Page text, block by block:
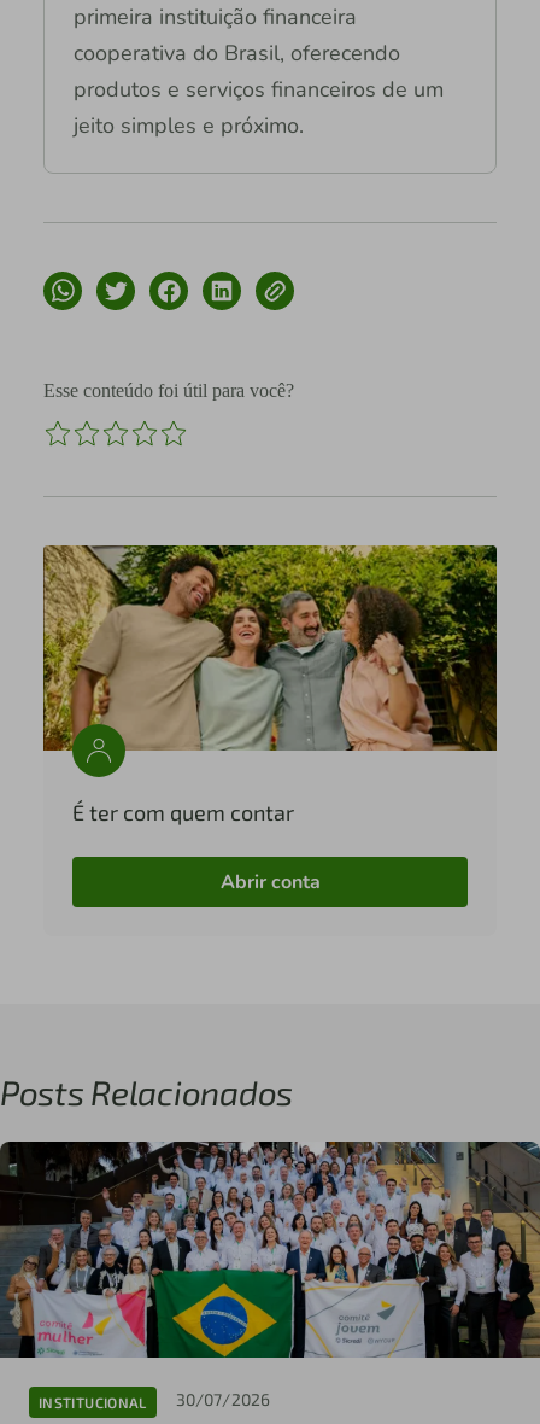
primeira instituição financeira
cooperativa do Brasil, oferecendo
produtos e serviços financeiros de um
jeito simples e próximo.
Esse conteúdo foi útil para você?
É ter com quem contar
Abrir conta
Posts Relacionados
INSTITUCIONAL 30/07/2026